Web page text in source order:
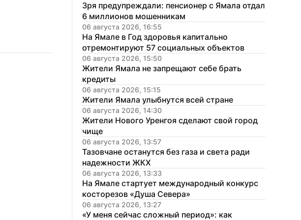
Зря предупреждали: пенсионер с Ямала отдал
6 миллионов мошенникам
06 августа 2026, 16:55
На Ямале в Год здоровья капитально
отремонтируют 57 социальных объектов
06 августа 2026, 15:50
Жители Ямала не запрещают себе брать
кредиты
06 августа 2026, 15:15
Жители Ямала улыбнутся всей стране
06 августа 2026, 14:30
Жители Нового Уренгоя сделают свой город
чище
06 августа 2026, 13:57
Тазовчане останутся без газа и света ради
надежности ЖКХ
06 августа 2026, 13:33
На Ямале стартует международный конкурс
косторезов «Душа Севера»
06 августа 2026, 13:27
«У меня сейчас сложный период»: как